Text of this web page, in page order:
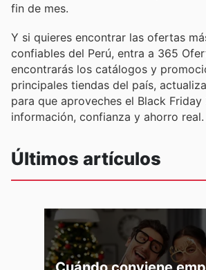
fin de mes.
Y si quieres encontrar las ofertas
confiables del Perú, entra a 365
encontrarás los catálogos y
principales tiendas del país,
para que aproveches el Black
información, confianza y ahorro real.
Últimos artículos